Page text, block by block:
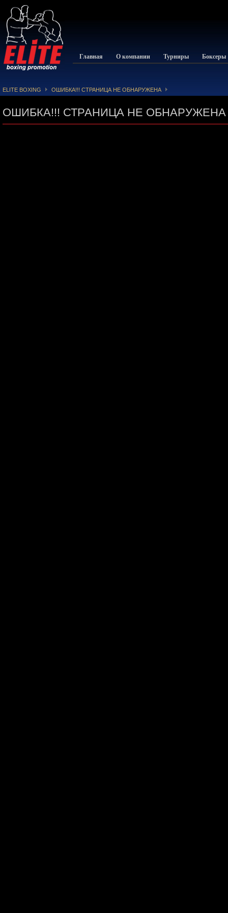
Главная О компании Турниры Боксеры
ELITE BOXING ОШИБКА!!! СТРАНИЦА НЕ ОБНАРУЖЕНА
ОШИБКА!!! СТРАНИЦА НЕ ОБНАРУЖЕНА